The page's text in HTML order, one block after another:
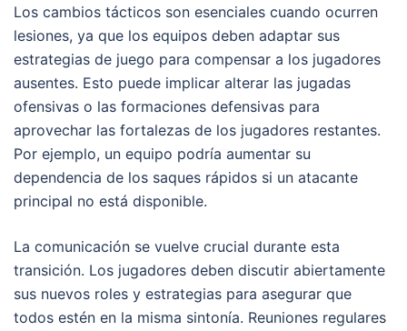
Los cambios tácticos son esenciales cuando ocurren
lesiones, ya que los equipos deben adaptar sus
estrategias de juego para compensar a los jugadores
ausentes. Esto puede implicar alterar las jugadas
ofensivas o las formaciones defensivas para
aprovechar las fortalezas de los jugadores restantes.
Por ejemplo, un equipo podría aumentar su
dependencia de los saques rápidos si un atacante
principal no está disponible.
La comunicación se vuelve crucial durante esta
transición. Los jugadores deben discutir abiertamente
sus nuevos roles y estrategias para asegurar que
todos estén en la misma sintonía. Reuniones regulares